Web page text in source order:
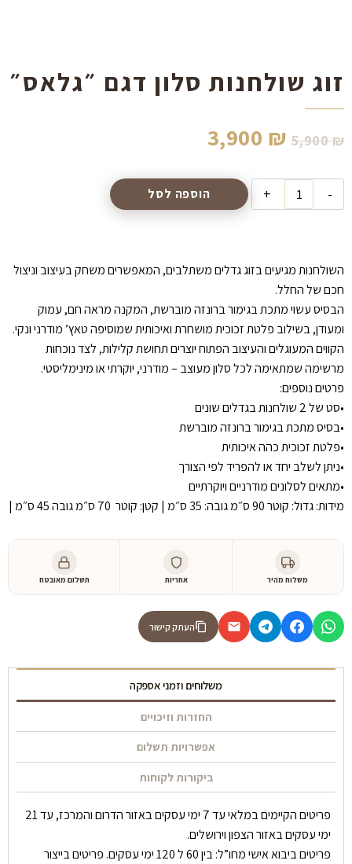
לאפס
את
cached
זוג שולחנות סלון דגם ״גלאס״
5,900₪
המחיר
המקורי
היה:
3,900 ₪
המחיר
הנוכחי
הוא:
השולחנות מגיעים בזוג גדלים משתלבים, המאפשרים משחק בעיצוב וניצול
חכם של החלל.
הבסיס עשוי מתכת בגימור ברונזה מוברשת, המקנה מראה חם, עמוק
ומעודן, בשילוב פלטת זכוכית מושחרת ואיכותית שמוסיפה טאץ’ מודרני ונקי.
הקווים המעוגלים והעיצוב הפתוח יוצרים תחושת קלילות, לצד נוכחות
מרשימה שמתאימה לכל סלון מעוצב – מודרני, יוקרתי או מינימליסטי.
פרטים נוספים:
•סט של 2 שולחנות בגדלים שונים
•בסיס מתכת בגימור ברונזה מוברשת
•פלטת זכוכית כהה איכותית
•ניתן לשלב יחד או להפריד לפי הצורך
•מתאים לסלונים מודרניים ויוקרתיים
מידות: גדול: קוטר 90 ס״מ גובה: 35 ס״מ | קטן: קוטר 70 ס״מ גובה 45 ס״מ |
כמות
של
סלון
דגם
״גלאס״
הוספה לסל
משלוח מהיר אחריות תשלום מאובטח
העתק קישור
משלוחים וזמני אספקה
החזרות וזיכויים
אפשרויות תשלום
ביקורות לקוחות
פריטים הקיימים במלאי עד 7 ימי עסקים באזור הדרום והמרכז, עד 21
ימי עסקים באזור הצפון וירושלים.
פריטים ביבוא אישי מחו”ל: בין 60 ל 120 ימי עסקים. פריטים בייצור